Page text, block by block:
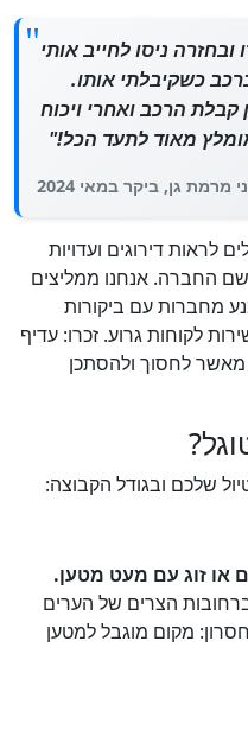
ניסו לחייב אותי
כשקיבלתי אותו.
קבלת הרכב ואחרי ויכוח
מאוד לתעד הכל!"
מרמת גן, ביקר במאי 2024
לראות דירוגים ועדויות
החברה. אנחנו ממליצים
מחברות עם ביקורות
לקוחות גרוע. זכרו: עדיף
מאשר לחסוך ולהסתכן
שלכם ובגודל הקבוצה:
או זוג עם מעט מטען.
הצרים של הערים
מקום מוגבל למטען